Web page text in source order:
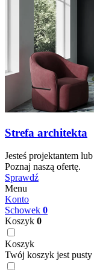
Strefa architekta
Jesteś projektantem
Poznaj naszą ofertę.
Sprawdź
Menu
Konto
Schowek 0
Koszyk 0
Koszyk
Twój koszyk jest pusty